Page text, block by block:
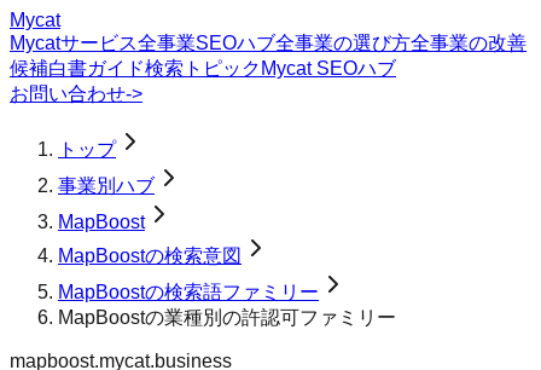
Mycat
Mycatサービス全事業SEOハブ全事業の選び方全事業の改善
候補白書ガイド検索トピック Mycat SEOハブ
お問い合わせ->
トップ
事業別ハブ
MapBoost
MapBoostの検索意図
MapBoostの検索語ファミリー
MapBoostの業種別の許認可ファミリー
mapboost.mycat.business